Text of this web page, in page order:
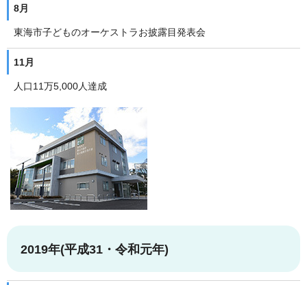
8月
東海市子どものオーケストラお披露目発表会
11月
人口11万5,000人達成
2019年(平成31・令和元年)